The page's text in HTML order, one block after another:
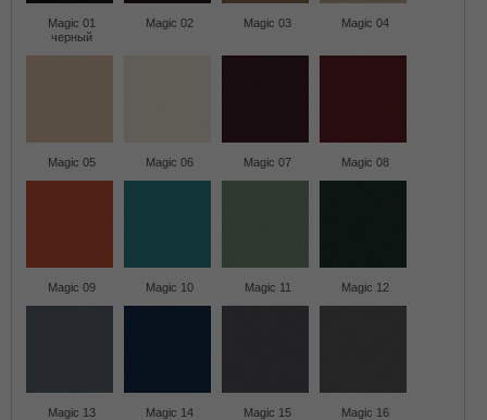
Magic 01
черный
Magic 02 Magic 03 Magic 04
Magic 05 Magic 06 Magic 07 Magic 08
Magic 09 Magic 10 Magic 11 Magic 12
Magic 13 Magic 14 Magic 15 Magic 16